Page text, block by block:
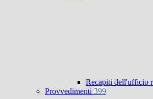
Recapiti dell'ufficio
Provvedimenti 399